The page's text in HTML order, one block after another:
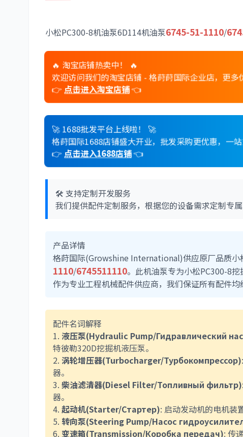
小松PC300-8机油泵6D114机油泵6745-51-1110/
🔥 淘宝店铺热卖中！ 🔥
欢迎访问我们的淘宝店铺 - 格莳莳国际企业店，更多
👉点击进入淘宝店铺👈
🚀 1688批发平台上线啦！ 🚀
格莳国际1688店铺盛大开业，批发采购更优惠，一
👉点击进入1688店铺👈
🛠️ 支持定制开发服务
我们提供配件定制服务，根据您的设备需求定制专
产品详情
格莳国际(Growshine International)供应原厂品质小
1110/6745511110。此机油泵专为小松PC300-8
作为专业工程机械配件供应商，我们保证所有配件均
配件名词解释
1. 液压泵(Hydraulic Pump/Гидравлический
特彼勒320D挖掘机液压泵。
2. 涡轮增压器(Turbocharger/Турбокомпрессор)
器。
3. 柴油滤清器(Diesel Filter/Топливный фильтр)
器。
4. 起动机(Starter/Стартер): 启动发动机的电机装
5. 转向泵(Steering Pump/Насос
6. 变速箱(Transmission/Коробка передач): 传